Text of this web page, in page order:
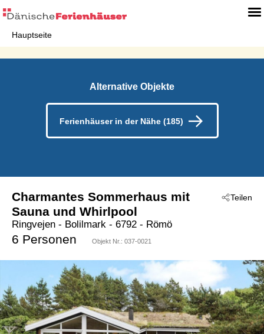
Hauptseite
Alternative Objekte
Ferienhäuser in der Nähe (185)
Teilen
Charmantes Sommerhaus mit
Sauna und Whirlpool
Ringvejen - Bolilmark - 6792 - Römö
6 Personen Objekt Nr.: 037-0021